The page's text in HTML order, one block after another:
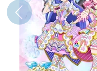
ー☆ガールズ [桃山
(CV.厚木那奈美)、紫